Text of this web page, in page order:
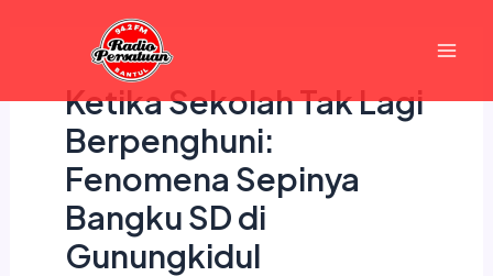
Ketika Sekolah Tak Lagi
Berpenghuni:
Fenomena Sepinya
Bangku SD di
Gunungkidul